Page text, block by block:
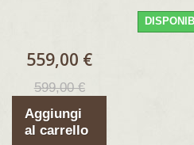
559,00 €
599,00 €
Aggiungi
al carrello